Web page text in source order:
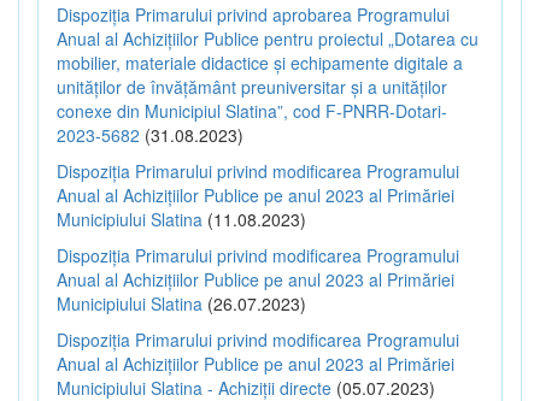
Dispoziția Primarului privind aprobarea Programului
Anual al Achizițiilor Publice pentru proiectul „Dotarea cu
mobilier, materiale didactice și echipamente digitale a
unităților de învățământ preuniversitar și a unităților
conexe din Municipiul Slatina”, cod F-PNRR-Dotari-
2023-5682 (31.08.2023)
Dispoziția Primarului privind modificarea Programului
Anual al Achizițiilor Publice pe anul 2023 al Primăriei
Municipiului Slatina (11.08.2023)
Dispoziția Primarului privind modificarea Programului
Anual al Achizițiilor Publice pe anul 2023 al Primăriei
Municipiului Slatina (26.07.2023)
Dispoziția Primarului privind modificarea Programului
Anual al Achizițiilor Publice pe anul 2023 al Primăriei
Municipiului Slatina - Achiziții directe (05.07.2023)